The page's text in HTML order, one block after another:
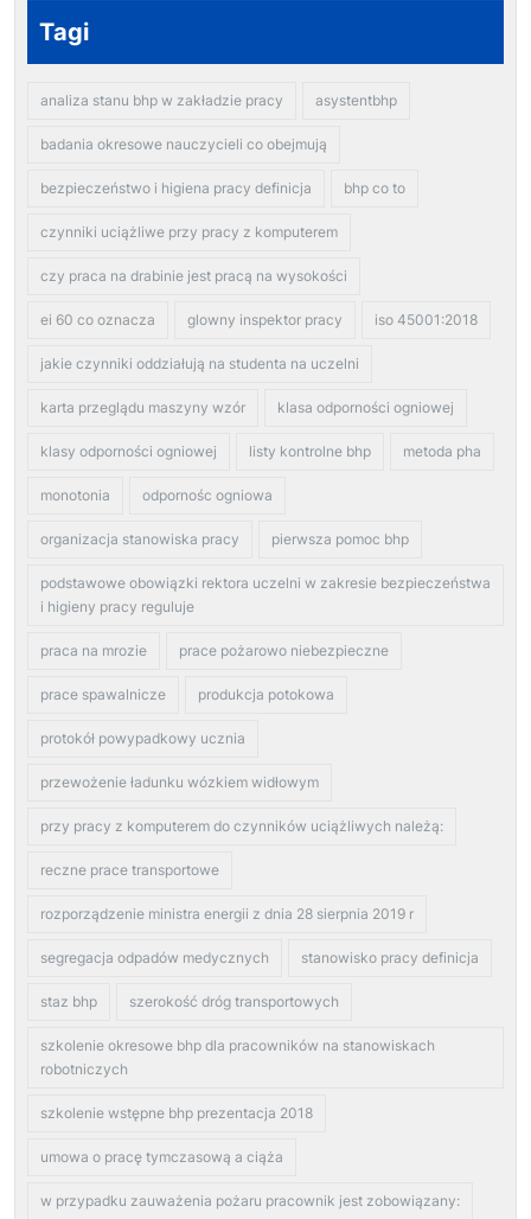
Tagi
analiza stanu bhp w zakładzie pracy asystentbhp
badania okresowe nauczycieli co obejmują
bezpieczeństwo i higiena pracy definicja bhp co to
czynniki uciążliwe przy pracy z komputerem
czy praca na drabinie jest pracą na wysokości
ei 60 co oznacza glowny inspektor pracy iso 45001:2018
jakie czynniki oddziałują na studenta na uczelni
karta przeglądu maszyny wzór klasa odporności ogniowej
klasy odporności ogniowej listy kontrolne bhp metoda pha
monotonia odpornośc ogniowa
organizacja stanowiska pracy pierwsza pomoc bhp
podstawowe obowiązki rektora uczelni w zakresie bezpieczeństwa
i higieny pracy reguluje
praca na mrozie prace pożarowo niebezpieczne
prace spawalnicze produkcja potokowa
protokół powypadkowy ucznia
przewożenie ładunku wózkiem widłowym
przy pracy z komputerem do czynników uciążliwych należą:
reczne prace transportowe
rozporządzenie ministra energii z dnia 28 sierpnia 2019 r
segregacja odpadów medycznych stanowisko pracy definicja
staz bhp szerokość dróg transportowych
szkolenie okresowe bhp dla pracowników na stanowiskach
robotniczych
szkolenie wstępne bhp prezentacja 2018
umowa o pracę tymczasową a ciąża
w przypadku zauważenia pożaru pracownik jest zobowiązany: